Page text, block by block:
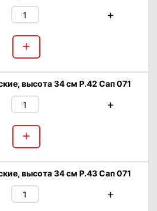
+
+
высота 34 см Р.42 Сап 071
+
+
высота 34 см Р.43 Сап 071
+